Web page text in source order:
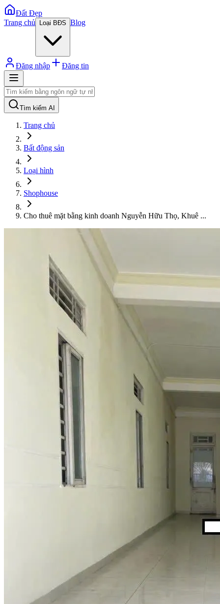
Đất Đẹp
Trang chủ
Loại BĐS Blog
Đăng nhập Đăng tin
Tìm kiếm AI
Trang chủ
Bất động sản
Loại hình
Shophouse
Cho thuê mặt bằng kinh doanh Nguyễn Hữu Thọ, Khuê ...